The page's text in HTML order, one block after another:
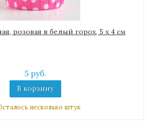
розовая в белый горох, 5 х 4 см
5 руб.
В корзину
несколько штук